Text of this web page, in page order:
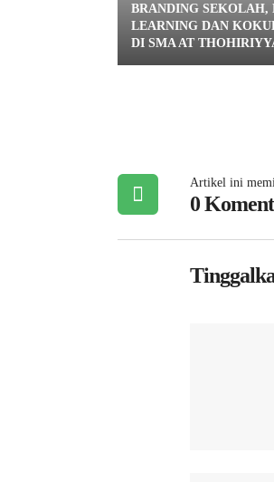
BRANDING SEKOLAH,
LEARNING DAN
DI SMA AT
Artikel ini
0